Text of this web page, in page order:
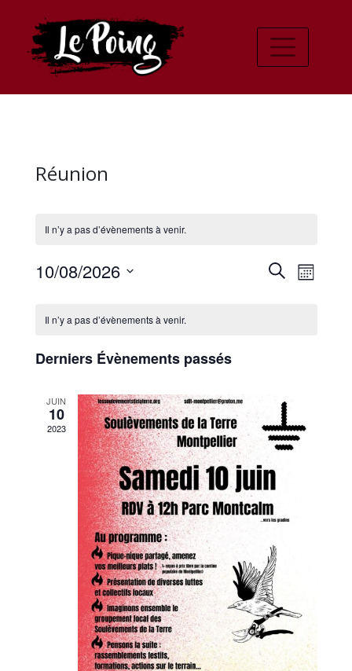
Réunion
Il n’y a pas d’évènements à venir.
vues
Recherche
Mois
10/08/2026
date.
Calendrier
Évènements
Il n’y a pas d’évènements à venir.
Derniers Évènements passés
JUIN
10
2023